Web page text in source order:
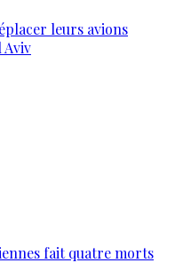
leurs avions
fait quatre morts